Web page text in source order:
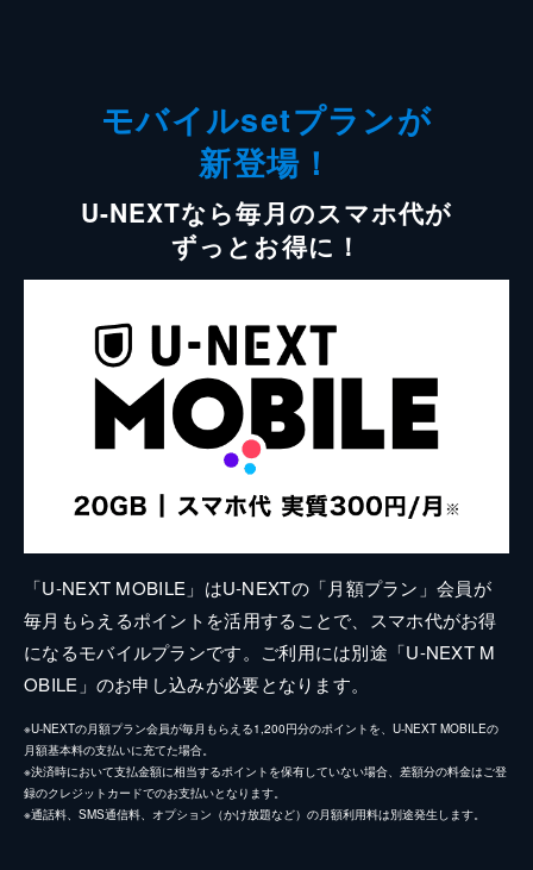
モバイルsetプランが
新登場！
U-NEXTなら毎月のスマホ代が
ずっとお得に！
「U-NEXT MOBILE」はU-NEXTの「月額プラン」会員が
毎月もらえるポイントを活用することで、スマホ代がお得
になるモバイルプランです。ご利用には別途「U-NEXT M
OBILE」のお申し込みが必要となります。
※U-NEXTの月額プラン会員が毎月もらえる1,200円分のポイントを、U-NEXT MOBILEの
月額基本料の支払いに充てた場合。
※決済時において支払金額に相当するポイントを保有していない場合、差額分の料金はご登
録のクレジットカードでのお支払いとなります。
※通話料、SMS通信料、オプション（かけ放題など）の月額利用料は別途発生します。